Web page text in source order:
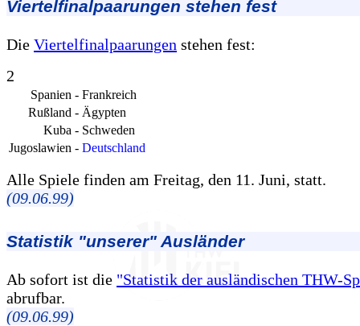
Viertelfinalpaarungen stehen fest
Die Viertelfinalpaarungen stehen fest:
2
Spanien - Frankreich
Rußland - Ägypten
Kuba - Schweden
Jugoslawien - Deutschland
Alle Spiele finden am Freitag, den 11. Juni, statt.
(09.06.99)
Statistik "unserer" Ausländer
Ab sofort ist die "Statistik der ausländischen THW-
abrufbar.
(09.06.99)